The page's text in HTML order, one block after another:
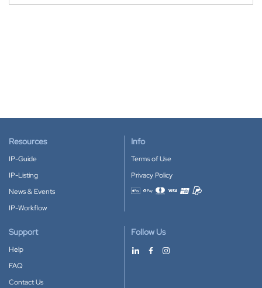
Resources
IP-Guide
IP-Listing
News & Events
IP-Workflow
Info
Terms of Use
Privacy Policy
Accepted payment methods
Support
Help
FAQ
Contact Us
Follow Us